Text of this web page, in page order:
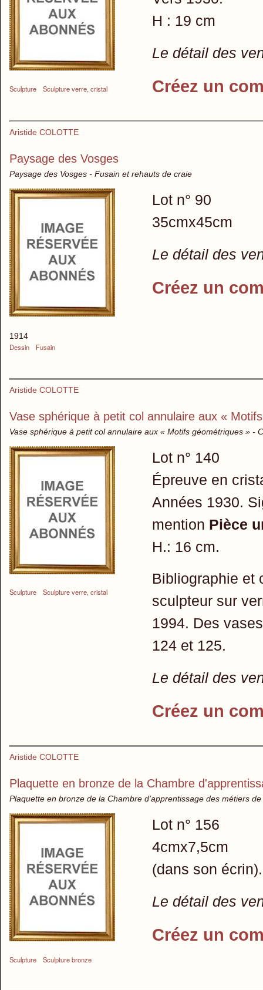
Sculpture Sculpture verre, cristal
H : 19 cm
Le détail des
Créez un
Aristide COLOTTE
Paysage des Vosges
Paysage des Vosges - Fusain et rehauts de craie
1914
Dessin
Fusain
Lot n° 90
35cmx45cm
Le détail des
Créez un
Aristide COLOTTE
Vase sphérique à petit col annulaire aux «
Vase sphérique à petit col annulaire aux « Motifs géométriques » -
Sculpture Sculpture verre, cristal
Lot n° 140
Épreuve en
Années 1930.
mention Pièce
H.: 16 cm.
Bibliographie et
sculpteur sur
1994. Des
124 et 125.
Le détail des
Créez un
Aristide COLOTTE
Plaquette en bronze de la Chambre
Plaquette en bronze de la Chambre d'apprentissage des métiers
Sculpture Sculpture bronze
Lot n° 156
4cmx7,5cm
(dans son écrin).
Le détail des
Créez un